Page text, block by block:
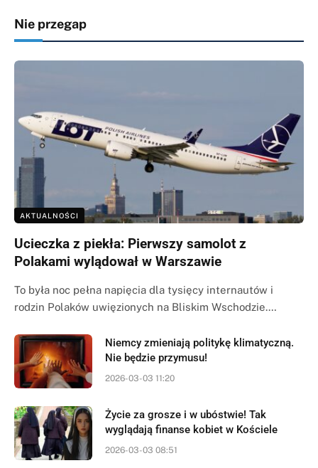
Nie przegap
AKTUALNOŚCI
Ucieczka z piekła: Pierwszy samolot z
Polakami wylądował w Warszawie
To była noc pełna napięcia dla tysięcy internautów i
rodzin Polaków uwięzionych na Bliskim Wschodzie.…
Niemcy zmieniają politykę klimatyczną.
Nie będzie przymusu!
2026-03-03 11:20
Życie za grosze i w ubóstwie! Tak
wyglądają finanse kobiet w Kościele
2026-03-03 08:51